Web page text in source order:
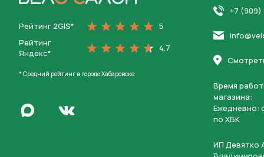
Рейтинг 2GIS*
5
Рейтинг
Яндекс*
4.7
* Средний рейтинг в городе Хабаровске
Написать в MaxПерейти во Вконтакте
+7 (909)
Время
магазина:
Ежедневно:
по ХБК
ИП Девятко